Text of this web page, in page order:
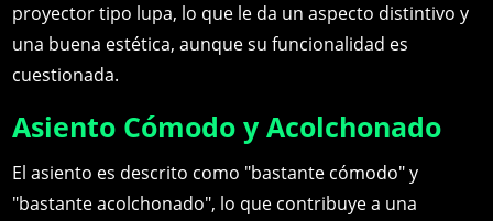
proyector tipo lupa, lo que le da un aspecto distintivo y
una buena estética, aunque su funcionalidad es
cuestionada.
Asiento Cómodo y Acolchonado
El asiento es descrito como "bastante cómodo" y
"bastante acolchonado", lo que contribuye a una